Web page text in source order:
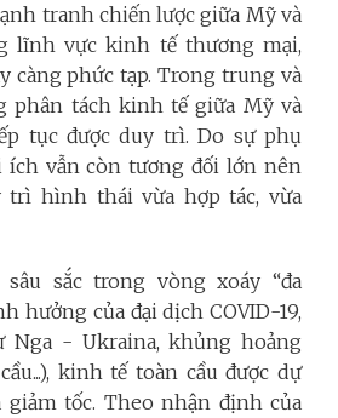
tranh chiến lược giữa Mỹ và
lĩnh vực kinh tế thương mại,
càng phức tạp. Trong trung và
phân tách kinh tế giữa Mỹ và
tục được duy trì. Do sự phụ
ích vẫn còn tương đối lớn nên
trì hình thái vừa hợp tác, vừa
sắc trong vòng xoáy “đa
hưởng của đại dịch COVID-19,
Nga - Ukraina, khủng hoảng
kinh tế toàn cầu được dự
giảm tốc. Theo nhận định của